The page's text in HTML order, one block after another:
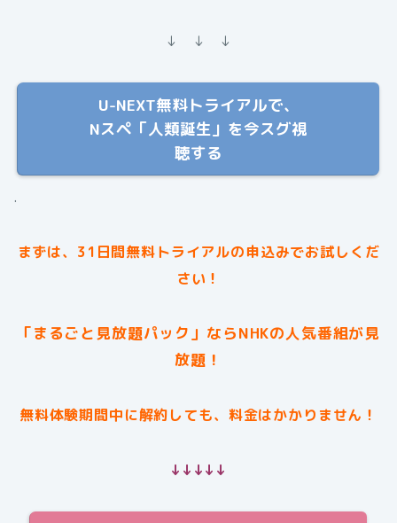
↓ ↓ ↓
U-NEXT無料トライアルで、
Nスペ「人類誕生」を今スグ視
聴する
.
まずは、31日間無料トライアルの申込みでお試しくだ
さい！
「まるごと見放題パック」ならNHKの人気番組が見
放題！
無料体験期間中に解約しても、料金はかかりません！
↓↓↓↓↓